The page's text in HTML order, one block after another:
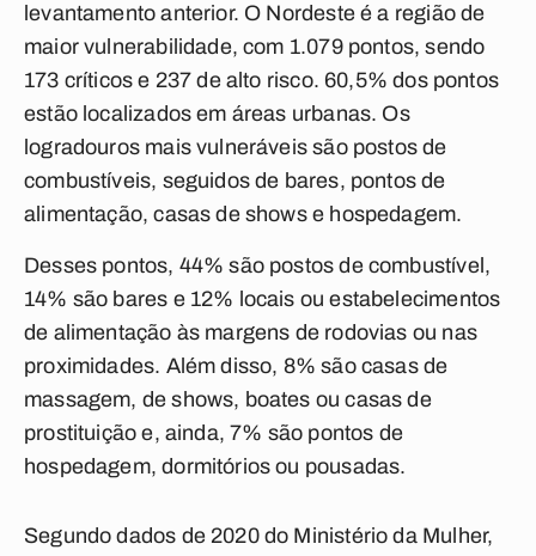
levantamento anterior. O Nordeste é a região de
maior vulnerabilidade, com 1.079 pontos, sendo
173 críticos e 237 de alto risco. 60,5% dos pontos
estão localizados em áreas urbanas. Os
logradouros mais vulneráveis são postos de
combustíveis, seguidos de bares, pontos de
alimentação, casas de shows e hospedagem.
Desses pontos, 44% são postos de combustível,
14% são bares e 12% locais ou estabelecimentos
de alimentação às margens de rodovias ou nas
proximidades. Além disso, 8% são casas de
massagem, de shows, boates ou casas de
prostituição e, ainda, 7% são pontos de
hospedagem, dormitórios ou pousadas.
Segundo dados de 2020 do Ministério da Mulher,